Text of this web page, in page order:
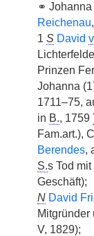
⚭ Johanna
Reichenau,
1 S David
Prinzen
Johanna
1711–75,
in B., 1759
Fam.art.),
Berendes,
S.s Tod
Geschäft);
N David
Mitgründer
V, 1829);